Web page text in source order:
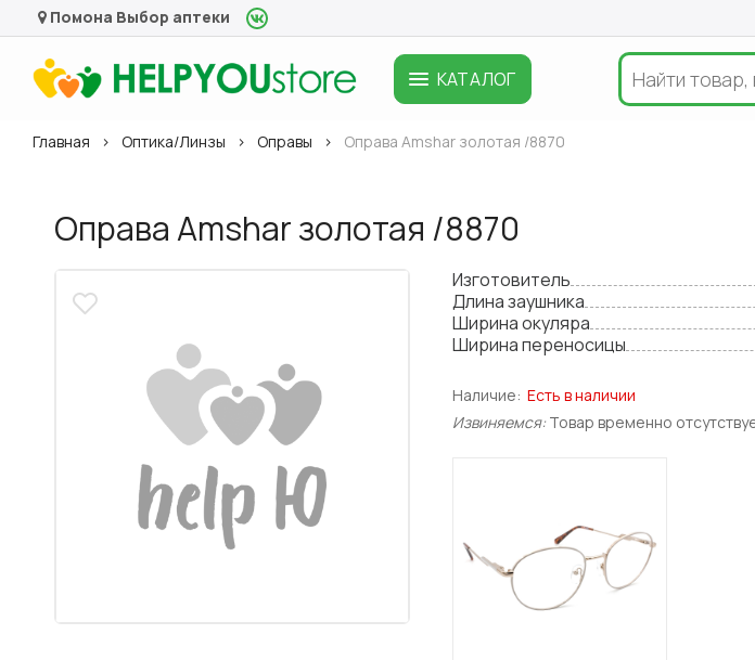
Помона Выбор аптеки
КАТАЛОГ
Главная Оптика/Линзы Оправы Оправа Amshar золотая /8870
Оправа Amshar золотая /8870
Изготовитель
Длина заушника
Ширина окуляра
Ширина переносицы
Наличие: Есть в наличии
Извиняемся: Товар временно